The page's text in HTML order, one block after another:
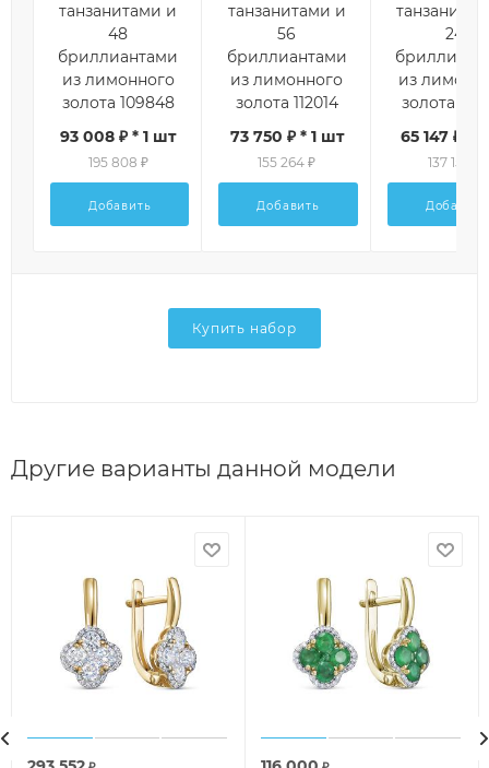
танзанитами и
48
бриллиантами
из лимонного
золота 109848
93 008 ₽ * 1 шт
195 808 ₽
Добавить
танзанитами и
56
бриллиантами
из лимонного
золота 112014
73 750 ₽ * 1 шт
155 264 ₽
Добавить
24
из
золота
65 147 ₽ *
137 152 ₽
Добавить
Купить набор
Другие варианты данной модели